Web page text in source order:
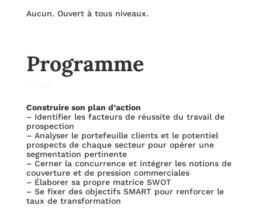
Aucun. Ouvert à tous niveaux.
Programme
Construire son plan d’action
– Identifier les facteurs de réussite du travail de
prospection
– Analyser le portefeuille clients et le potentiel
prospects de chaque secteur pour opérer une
segmentation pertinente
– Cerner la concurrence et intégrer les notions de
couverture et de pression commerciales
– Élaborer sa propre matrice SWOT
– Se fixer des objectifs SMART pour renforcer le
taux de transformation